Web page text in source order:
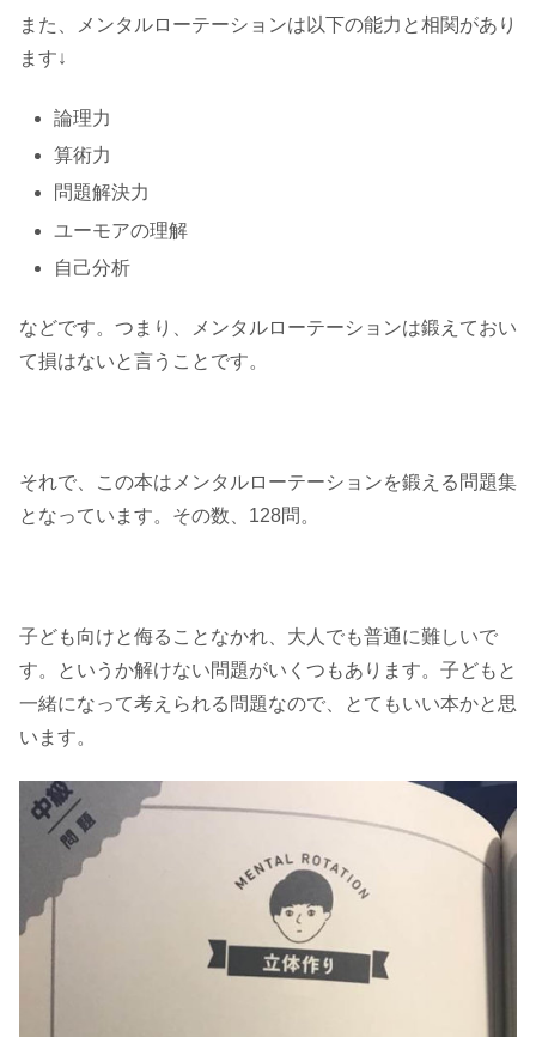
また、メンタルローテーションは以下の能力と相関があり
ます↓
論理力
算術力
問題解決力
ユーモアの理解
自己分析
などです。つまり、メンタルローテーションは鍛えておい
て損はないと言うことです。
それで、この本はメンタルローテーションを鍛える問題集
となっています。その数、128問。
子ども向けと侮ることなかれ、大人でも普通に難しいで
す。というか解けない問題がいくつもあります。子どもと
一緒になって考えられる問題なので、とてもいい本かと思
います。